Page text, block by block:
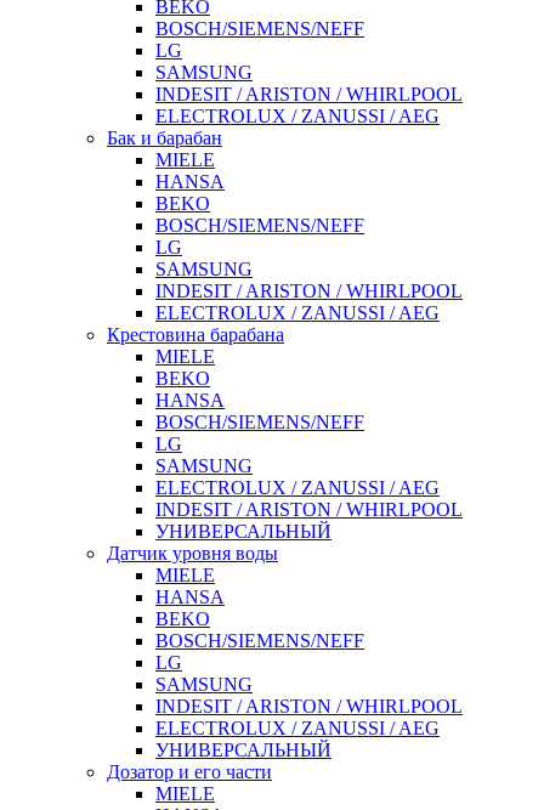
BEKO
BOSCH/SIEMENS/NEFF
LG
SAMSUNG
INDESIT / ARISTON / WHIRLPOOL
ELECTROLUX / ZANUSSI / AEG
Бак и барабан
MIELE
HANSA
BEKO
BOSCH/SIEMENS/NEFF
LG
SAMSUNG
INDESIT / ARISTON / WHIRLPOOL
ELECTROLUX / ZANUSSI / AEG
Крестовина барабана
MIELE
BEKO
HANSA
BOSCH/SIEMENS/NEFF
LG
SAMSUNG
ELECTROLUX / ZANUSSI / AEG
INDESIT / ARISTON / WHIRLPOOL
УНИВЕРСАЛЬНЫЙ
Датчик уровня воды
MIELE
HANSA
BEKO
BOSCH/SIEMENS/NEFF
LG
SAMSUNG
INDESIT / ARISTON / WHIRLPOOL
ELECTROLUX / ZANUSSI / AEG
УНИВЕРСАЛЬНЫЙ
Дозатор и его части
MIELE